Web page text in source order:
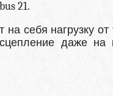
21.
себя нагрузку от
даже на